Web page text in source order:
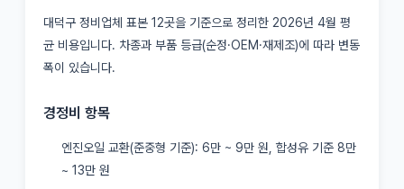
대덕구 정비업체 표본 12곳을 기준으로 정리한 2026년 4월 평
균 비용입니다. 차종과 부품 등급(순정·OEM·재제조)에 따라 변동
폭이 있습니다.
경정비 항목
엔진오일 교환(준중형 기준): 6만 ~ 9만 원, 합성유 기준 8만
~ 13만 원